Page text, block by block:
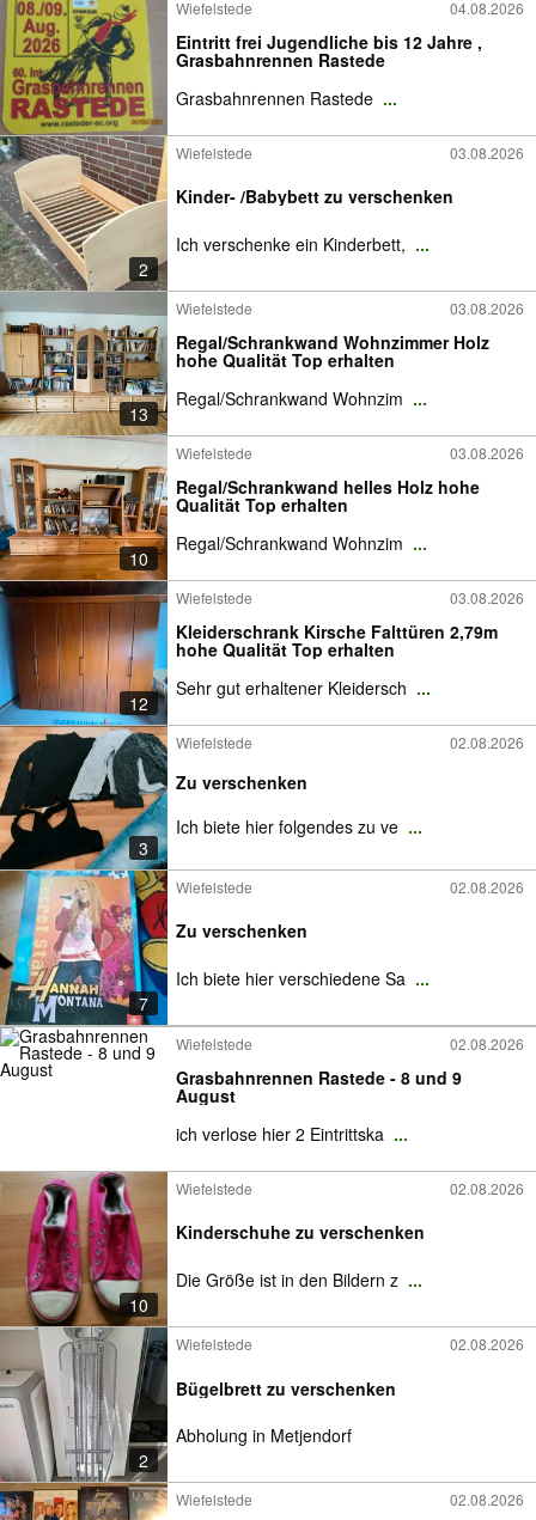
Wiefelstede 04.08.2026
Eintritt frei Jugendliche bis 12 Jahre ,
Grasbahnrennen Rastede
Grasbahnrennen Rastede ...
2
Wiefelstede 03.08.2026
Kinder- /Babybett zu verschenken
Ich verschenke ein Kinderbett, ...
13
Wiefelstede 03.08.2026
Regal/Schrankwand Wohnzimmer Holz
hohe Qualität Top erhalten
Regal/Schrankwand Wohnzim ...
10
Wiefelstede 03.08.2026
Regal/Schrankwand helles Holz hohe
Qualität Top erhalten
Regal/Schrankwand Wohnzim ...
12
Wiefelstede 03.08.2026
Kleiderschrank Kirsche Falttüren 2,79m
hohe Qualität Top erhalten
Sehr gut erhaltener Kleidersch ...
3
Wiefelstede 02.08.2026
Zu verschenken
Ich biete hier folgendes zu ve ...
7
Wiefelstede 02.08.2026
Zu verschenken
Ich biete hier verschiedene Sa ...
Wiefelstede 02.08.2026
Grasbahnrennen Rastede - 8 und 9
August
ich verlose hier 2 Eintrittska ...
10
Wiefelstede 02.08.2026
Kinderschuhe zu verschenken
Die Größe ist in den Bildern z ...
2
Wiefelstede 02.08.2026
Bügelbrett zu verschenken
Abholung in Metjendorf
Wiefelstede 02.08.2026